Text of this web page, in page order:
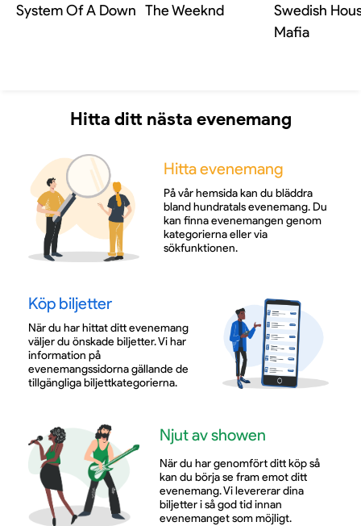
System Of A Down The Weeknd
Swedish
Mafia
Hitta ditt nästa evenemang
Hitta evenemang
På vår hemsida kan du bläddra
bland hundratals evenemang. Du
kan finna evenemangen genom
kategorierna eller via
sökfunktionen.
Köp biljetter
När du har hittat ditt evenemang
väljer du önskade biljetter. Vi har
information på
evenemangssidorna gällande de
tillgängliga biljettkategorierna.
Njut av showen
När du har genomfört ditt köp så
kan du börja se fram emot ditt
evenemang. Vi levererar dina
biljetter i så god tid innan
evenemanget som möjligt.